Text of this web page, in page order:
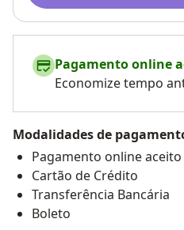
Pagamento online
Economize tempo
Modalidades de
Pagamento online aceito
Cartão de Crédito
Transferência Bancária
Boleto